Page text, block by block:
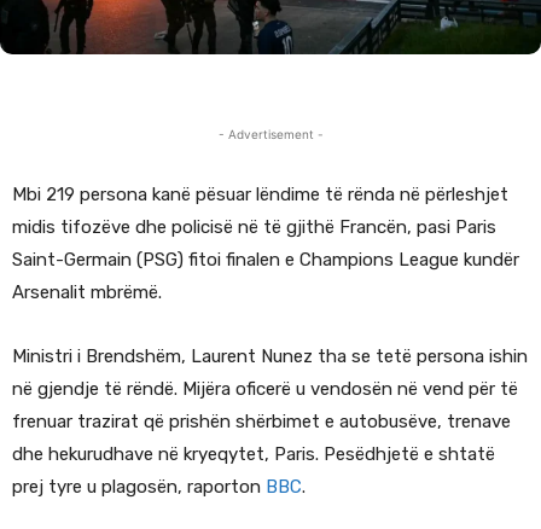
- Advertisement -
Mbi 219 persona kanë pësuar lëndime të rënda në përleshjet
midis tifozëve dhe policisë në të gjithë Francën, pasi Paris
Saint-Germain (PSG) fitoi finalen e Champions League kundër
Arsenalit mbrëmë.
Ministri i Brendshëm, Laurent Nunez tha se tetë persona ishin
në gjendje të rëndë. Mijëra oficerë u vendosën në vend për të
frenuar trazirat që prishën shërbimet e autobusëve, trenave
dhe hekurudhave në kryeqytet, Paris. Pesëdhjetë e shtatë
prej tyre u plagosën, raporton BBC.